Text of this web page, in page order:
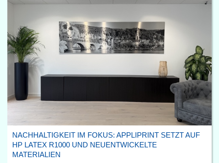
NACHHALTIGKEIT IM FOKUS: APPLIPRINT SETZT AUF
HP LATEX R1000 UND NEUENTWICKELTE
MATERIALIEN